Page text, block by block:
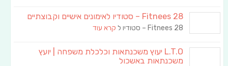
Fitnees 28 – סטודיו לאימונים אישיים וקבוצתיים
Fitnees 28 – סטודיו ל קרא עוד
L.T.O יעוץ משכנתאות וכלכלת משפחה | יועץ
משכנתאות באשכול